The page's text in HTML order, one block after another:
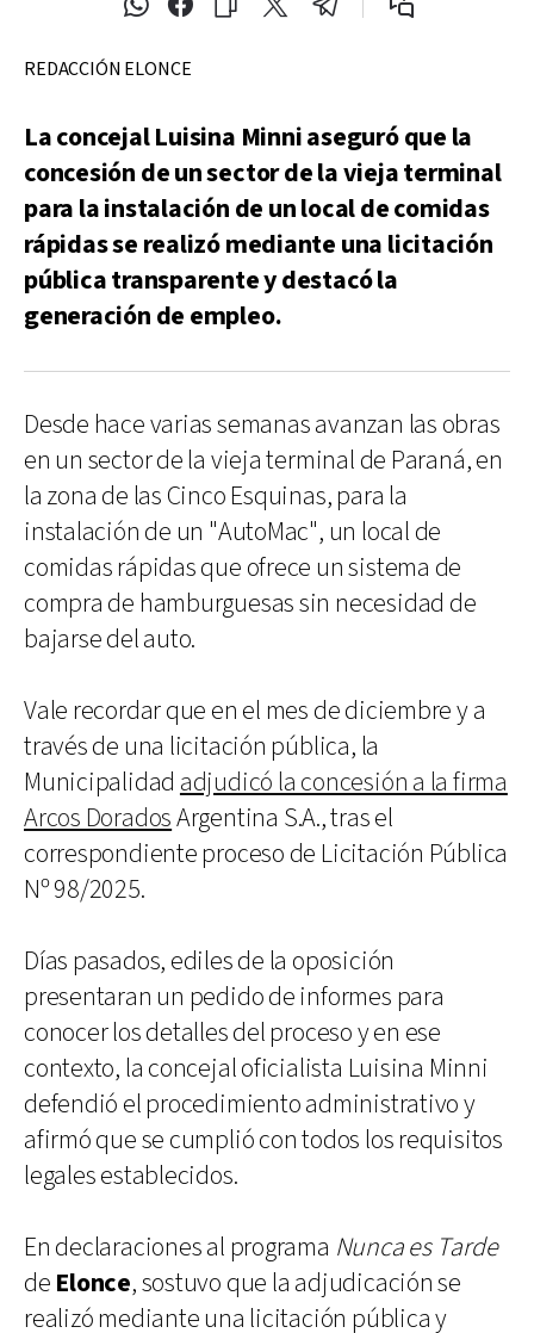
REDACCIÓN ELONCE
La concejal Luisina Minni aseguró que la
concesión de un sector de la vieja terminal
para la instalación de un local de comidas
rápidas se realizó mediante una licitación
pública transparente y destacó la
generación de empleo.
Desde hace varias semanas avanzan las obras
en un sector de la vieja terminal de Paraná, en
la zona de las Cinco Esquinas, para la
instalación de un "AutoMac", un local de
comidas rápidas que ofrece un sistema de
compra de hamburguesas sin necesidad de
bajarse del auto.
Vale recordar que en el mes de diciembre y a
través de una licitación pública, la
Municipalidad adjudicó la concesión a la firma
Arcos DoradosArgentina S.A., tras el
correspondiente proceso de Licitación Pública
Nº 98/2025.
Días pasados, ediles de la oposición
presentaran un pedido de informes para
conocer los detalles del proceso y en ese
contexto, la concejal oficialista Luisina Minni
defendió el procedimiento administrativo y
afirmó que se cumplió con todos los requisitos
legales establecidos.
En declaraciones al programa Nunca es Tarde
de Elonce, sostuvo que la adjudicación se
realizó mediante una licitación pública y